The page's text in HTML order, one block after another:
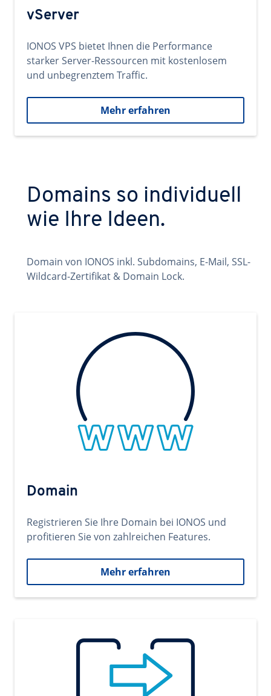
vServer
IONOS VPS bietet Ihnen die Performance
starker Server-Ressourcen mit kostenlosem
und unbegrenztem Traffic.
Mehr erfahren
Domains so individuell
wie Ihre Ideen.
Domain von IONOS inkl. Subdomains, E-Mail, SSL-
Wildcard-Zertifikat & Domain Lock.
Domain
Registrieren Sie Ihre Domain bei IONOS und
profitieren Sie von zahlreichen Features.
Mehr erfahren